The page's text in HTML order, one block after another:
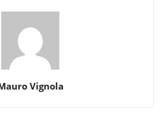
Vignola